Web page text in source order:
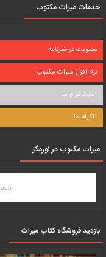
خدمات میراث مکتوب
عضویت در خبرنامه
نرم افزار میراث مکتوب
اینستاگرام ما
تلگرام ما
میرات مکتوب در نورمگز
بازدید فروشگاه کتاب میراث